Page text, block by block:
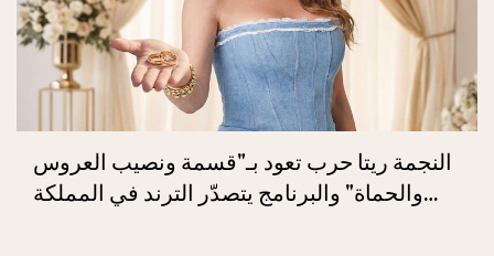
النجمة ريتا حرب تعود بـ"قسمة ونصيب العروس
والحماة" والبرنامج يتصدّر الترند في المملكة